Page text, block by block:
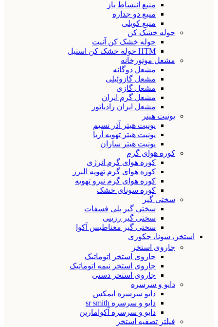
منبع انبساط باز
منبع دو جداره
منبع کویلی
حوله خشک کن
حوله خشک کن آنیت
HTM حوله خشک کن استیل
مشعل موتورخانه
مشعل دوگانه
مشعل گازوئیلی
مشعل گازی
مشعل گرم ایران
مشعل ایران رادیاتور
یونیت هیتر
یونیت هیتر آذر نسیم
یونیت هیتر تهویه آریا
یونیت هیتر ساران
کوره هوای گرم
کوره هوای گرم انرژی
کوره هوای گرم تهویه البرز
کوره هوای گرم نیرو تهویه
کوره سونای خشک
سختی گیر
سختی گیر پلی فسفات
سختی گیر رزینی
سختی گیر مغناطیس آکوا
استخر، سونا، جکوزی
جاروی استخر
جاروی استخر اتوماتیک
جاروی استخر نیمه اتوماتیک
جاروی استخر دستی
دایو و سرسره
دایو سرسره ایمکس
دایو و سرسره sr smith
دایو و سرسره آکوامارین
فیلتر تصفیه استخر